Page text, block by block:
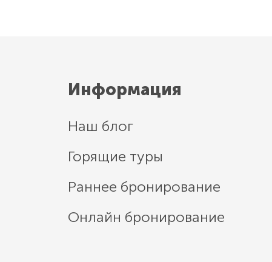
Информация
Наш блог
Горящие туры
Раннее бронирование
Онлайн бронирование